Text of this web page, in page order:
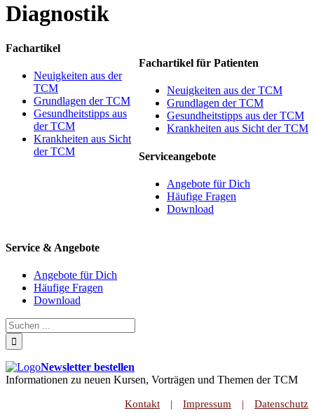
Diagnostik
Fachartikel für Patienten
Neuigkeiten aus der TCM
Grundlagen der TCM
Gesundheitstipps aus der TCM
Krankheiten aus Sicht der TCM
Serviceangebote
Angebote für Dich
Häufige Fragen
Download
Fachartikel
Neuigkeiten aus der
TCM
Grundlagen der TCM
Gesundheitstipps aus
der TCM
Krankheiten aus Sicht
der TCM
Service & Angebote
Angebote für Dich
Häufige Fragen
Download
Newsletter bestellen
Informationen zu neuen Kursen, Vorträgen und Themen der TCM
Kontakt Impressum Datenschutz